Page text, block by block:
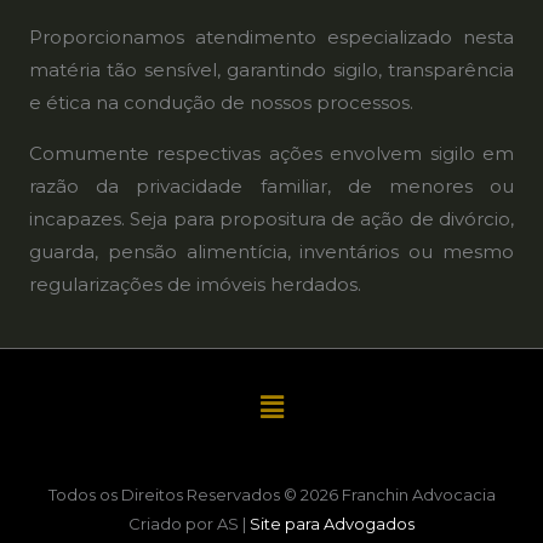
Proporcionamos atendimento especializado nesta
matéria tão sensível, garantindo sigilo, transparência
e ética na condução de nossos processos.
Comumente respectivas ações envolvem sigilo em
razão da privacidade familiar, de menores ou
incapazes. Seja para propositura de ação de divórcio,
guarda, pensão alimentícia, inventários ou mesmo
regularizações de imóveis herdados.
Menu
Todos os Direitos Reservados © 2026 Franchin Advocacia
Criado por AS | Site para Advogados